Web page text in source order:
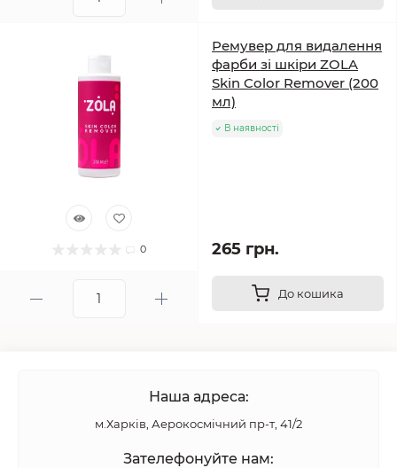
0
Ремувер для видалення
фарби зі шкіри ZOLA
Skin Color Remover (200
мл)
В наявності
265 грн.
До кошика
Наша адреса:
м.Харків, Аерокосмічний пр-т, 41/2
Зателефонуйте нам: